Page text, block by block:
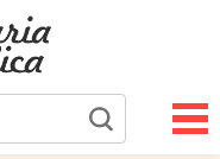
Gratuita